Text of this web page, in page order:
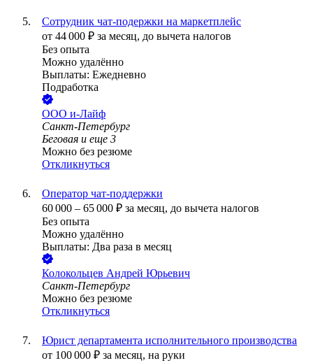
Сотрудник чат-подержки на маркетплейс
от 44 000 ₽ за месяц, до вычета налогов
Без опыта
Можно удалённо
Выплаты: Ежедневно
Подработка
ООО и-Лайф
Санкт-Петербург
Беговая и еще 3
Можно без резюме
Откликнуться
Оператор чат-поддержки
60 000 – 65 000 ₽ за месяц, до вычета налогов
Без опыта
Можно удалённо
Выплаты: Два раза в месяц
Колокольцев Андрей Юрьевич
Санкт-Петербург
Можно без резюме
Откликнуться
Юрист департамента исполнительного производства
от 100 000 ₽ за месяц, на руки